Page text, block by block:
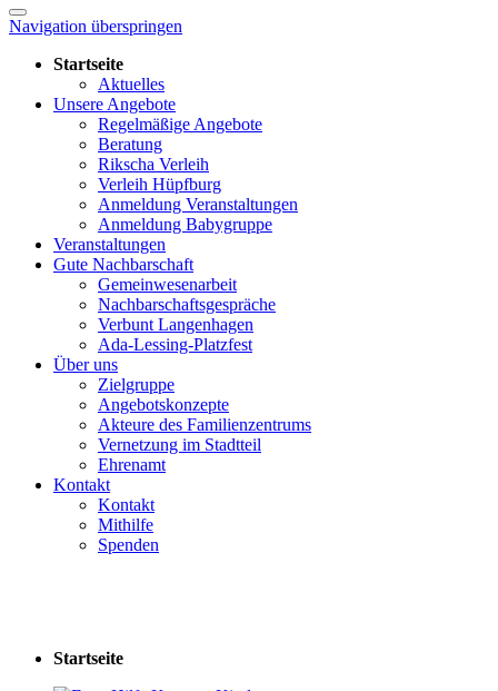
Navigation überspringen
Startseite
Aktuelles
Unsere Angebote
Regelmäßige Angebote
Beratung
Rikscha Verleih
Verleih Hüpfburg
Anmeldung Veranstaltungen
Anmeldung Babygruppe
Veranstaltungen
Gute Nachbarschaft
Gemeinwesenarbeit
Nachbarschaftsgespräche
Verbunt Langenhagen
Ada-Lessing-Platzfest
Über uns
Zielgruppe
Angebotskonzepte
Akteure des Familienzentrums
Vernetzung im Stadtteil
Ehrenamt
Kontakt
Kontakt
Mithilfe
Spenden
Startseite